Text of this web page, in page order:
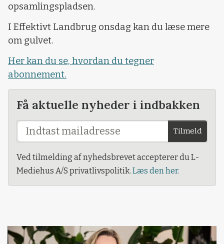
opsamlingspladsen.
I Effektivt Landbrug onsdag kan du læse mere
om gulvet.
Her kan du se, hvordan du tegner
abonnement.
Få aktuelle nyheder i indbakken
Tilmeld
Ved tilmelding af nyhedsbrevet accepterer du L-
Mediehus A/S privatlivspolitik. Læs den her.